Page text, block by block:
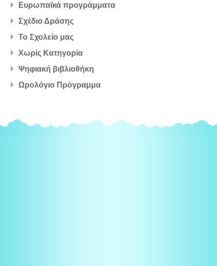
Ευρωπαϊκά προγράμματα
Σχέδιο Δράσης
Το Σχολείο μας
Χωρίς Κατηγορία
Ψηφιακή βιβλιοθήκη
Ωρολόγιο Πρόγραμμα